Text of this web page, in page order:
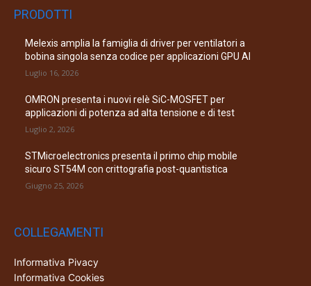
PRODOTTI
Melexis amplia la famiglia di driver per ventilatori a
bobina singola senza codice per applicazioni GPU AI
Luglio 16, 2026
OMRON presenta i nuovi relè SiC-MOSFET per
applicazioni di potenza ad alta tensione e di test
Luglio 2, 2026
STMicroelectronics presenta il primo chip mobile
sicuro ST54M con crittografia post-quantistica
Giugno 25, 2026
COLLEGAMENTI
Informativa Pivacy
Informativa Cookies